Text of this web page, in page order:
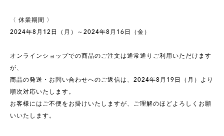
〈 休業期間 〉
2024年8月12日（月）～2024年8月16日（金）
オンラインショップでの商品のご注文は通常通りご利用いただけます
が、
商品の発送・お問い合わせへのご返信は、2024年8月19日（月）より
順次対応いたします。
お客様にはご不便をお掛けいたしますが、ご理解のほどよろしくお願
いいたします。